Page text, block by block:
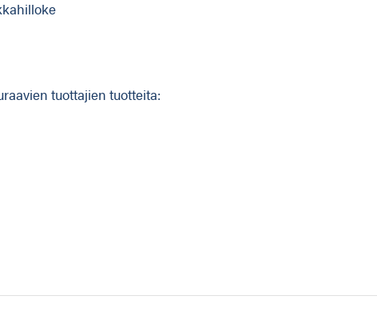
tuottajien tuotteita: